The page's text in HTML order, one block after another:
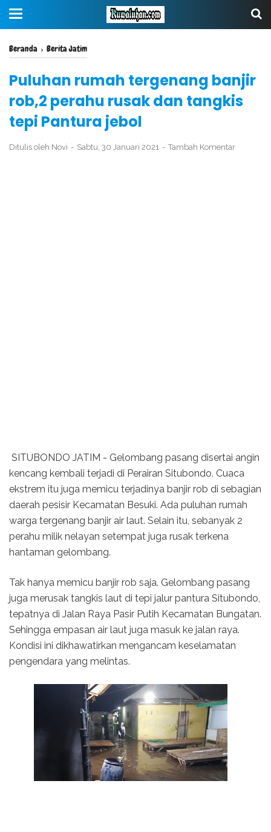
Beranda › Berita Jatim
Puluhan rumah tergenang banjir
rob,2 perahu rusak dan tangkis
tepi Pantura jebol
Ditulis oleh Novi Sabtu, 30 Januari 2021 Tambah Komentar
SITUBONDO JATIM - Gelombang pasang disertai angin
kencang kembali terjadi di Perairan Situbondo. Cuaca
ekstrem itu juga memicu terjadinya banjir rob di sebagian
daerah pesisir Kecamatan Besuki. Ada puluhan rumah
warga tergenang banjir air laut. Selain itu, sebanyak 2
perahu milik nelayan setempat juga rusak terkena
hantaman gelombang.
Tak hanya memicu banjir rob saja. Gelombang pasang
juga merusak tangkis laut di tepi jalur pantura Situbondo,
tepatnya di Jalan Raya Pasir Putih Kecamatan Bungatan.
Sehingga empasan air laut juga masuk ke jalan raya.
Kondisi ini dikhawatirkan mengancam keselamatan
pengendara yang melintas.